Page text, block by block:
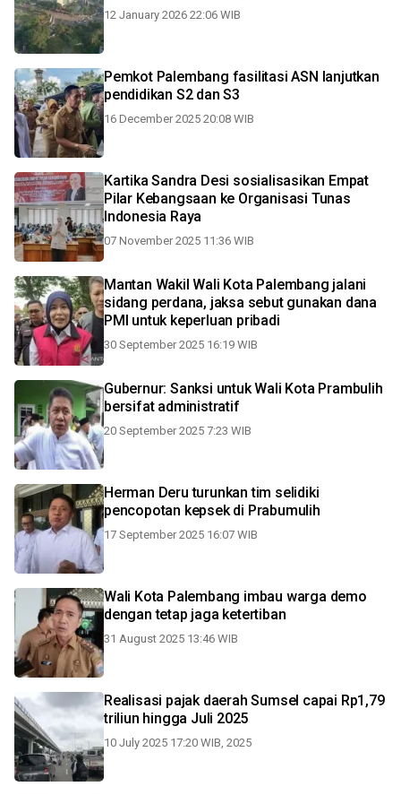
12 January 2026 22:06 WIB
Pemkot Palembang fasilitasi ASN lanjutkan
pendidikan S2 dan S3
16 December 2025 20:08 WIB
Kartika Sandra Desi sosialisasikan Empat
Pilar Kebangsaan ke Organisasi Tunas
Indonesia Raya
07 November 2025 11:36 WIB
Mantan Wakil Wali Kota Palembang jalani
sidang perdana, jaksa sebut gunakan dana
PMI untuk keperluan pribadi
30 September 2025 16:19 WIB
Gubernur: Sanksi untuk Wali Kota Prambulih
bersifat administratif
20 September 2025 7:23 WIB
Herman Deru turunkan tim selidiki
pencopotan kepsek di Prabumulih
17 September 2025 16:07 WIB
Wali Kota Palembang imbau warga demo
dengan tetap jaga ketertiban
31 August 2025 13:46 WIB
Realisasi pajak daerah Sumsel capai Rp1,79
triliun hingga Juli 2025
10 July 2025 17:20 WIB, 2025